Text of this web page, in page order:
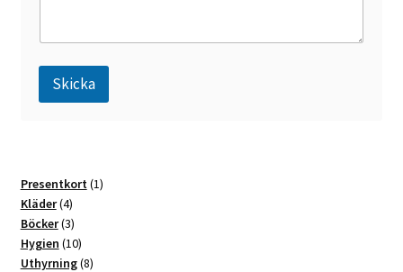
Skicka
e
r
n
a
Presentkort 11
Kläder 44
produkter
Böcker 33
produkter
Hygien 1010
produkter
Uthyrning 88